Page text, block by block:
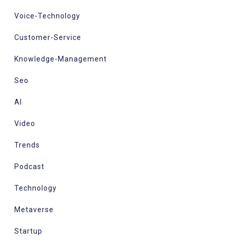
Voice-Technology
Customer-Service
Knowledge-Management
Seo
AI
Video
Trends
Podcast
Technology
Metaverse
Startup